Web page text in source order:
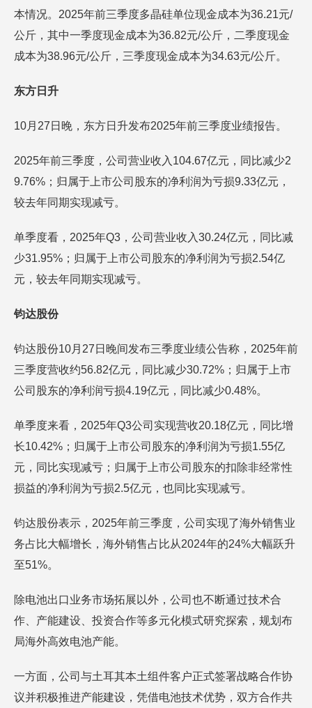
本情况。2025年前三季度多晶硅单位现金成本为36.21元/
公斤，其中一季度现金成本为36.82元/公斤，二季度现金
成本为38.96元/公斤，三季度现金成本为34.63元/公斤。
东方日升
10月27日晚，东方日升发布2025年前三季度业绩报告。
2025年前三季度，公司营业收入104.67亿元，同比减少2
9.76%；归属于上市公司股东的净利润为亏损9.33亿元，
较去年同期实现减亏。
单季度看，2025年Q3，公司营业收入30.24亿元，同比减
少31.95%；归属于上市公司股东的净利润为亏损2.54亿
元，较去年同期实现减亏。
钧达股份
钧达股份10月27日晚间发布三季度业绩公告称，2025年前
三季度营收约56.82亿元，同比减少30.72%；归属于上市
公司股东的净利润亏损4.19亿元，同比减少0.48%。
单季度来看，2025年Q3公司实现营收20.18亿元，同比增
长10.42%；归属于上市公司股东的净利润为亏损1.55亿
元，同比实现减亏；归属于上市公司股东的扣除非经常性
损益的净利润为亏损2.5亿元，也同比实现减亏。
钧达股份表示，2025年前三季度，公司实现了海外销售业
务占比大幅增长，海外销售占比从2024年的24%大幅跃升
至51%。
除电池出口业务市场拓展以外，公司也不断通过技术合
作、产能建设、投资合作等多元化模式研究探索，规划布
局海外高效电池产能。
一方面，公司与土耳其本土组件客户正式签署战略合作协
议并积极推进产能建设，凭借电池技术优势，双方合作共